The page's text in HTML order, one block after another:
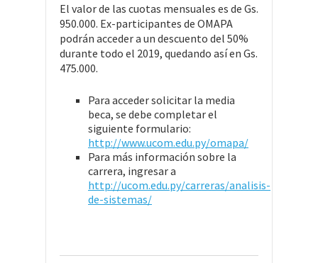
El valor de las cuotas mensuales es de Gs.
950.000. Ex-participantes de OMAPA
podrán acceder a un descuento del 50%
durante todo el 2019, quedando así en Gs.
475.000.
Para acceder solicitar la media
beca, se debe completar el
siguiente formulario:
http://www.ucom.edu.py/omapa/
Para más información sobre la
carrera, ingresar a
http://ucom.edu.py/carreras/analisis-
de-sistemas/